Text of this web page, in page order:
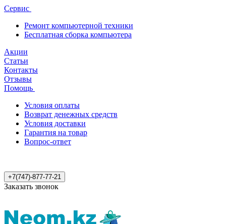
Сервис
Ремонт компьютерной техники
Бесплатная сборка компьютера
Акции
Статьи
Контакты
Отзывы
Помощь
Условия оплаты
Возврат денежных средств
Условия доставки
Гарантия на товар
Вопрос-ответ
+7(747)-877-77-21
Заказать звонок